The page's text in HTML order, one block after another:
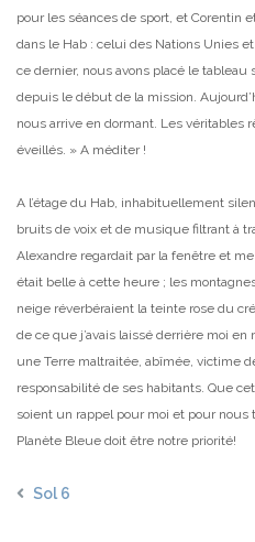
pour les séances de sport, et Corentin
dans le Hab : celui des Nations Unies
ce dernier, nous avons placé le
depuis le début de la mission.
nous arrive en dormant. Les véritables
éveillés. » A méditer !
A l’étage du Hab, inhabituellement
bruits de voix et de musique filtrant à
Alexandre regardait par la fenêtre et
était belle à cette heure ; les
neige réverbéraient la teinte rose du
de ce que j’avais laissé derrière moi
une Terre maltraitée, abîmée, victime
responsabilité de ses habitants. Que
soient un rappel pour moi et pour nous
Planète Bleue doit être notre priorité!
Sol 6